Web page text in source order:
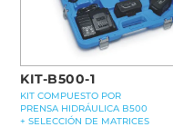
KIT-B500-1
KIT COMPUESTO POR
PRENSA HIDRÁULICA B500
+ SELECCIÓN DE MATRICES